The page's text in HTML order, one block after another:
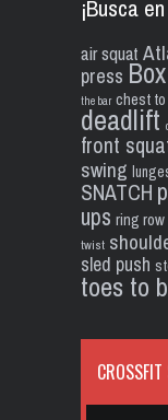
¡Busca
air squat
press
the bar chest
deadlift
front
swing
SNATCH
ups ring row
twist
sled push
toes to